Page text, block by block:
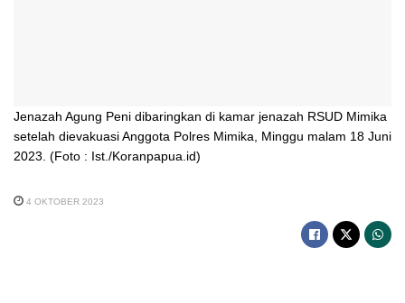
Jenazah Agung Peni dibaringkan di kamar jenazah RSUD Mimika
setelah dievakuasi Anggota Polres Mimika, Minggu malam 18 Juni
2023. (Foto : Ist./Koranpapua.id)
4 OKTOBER 2023